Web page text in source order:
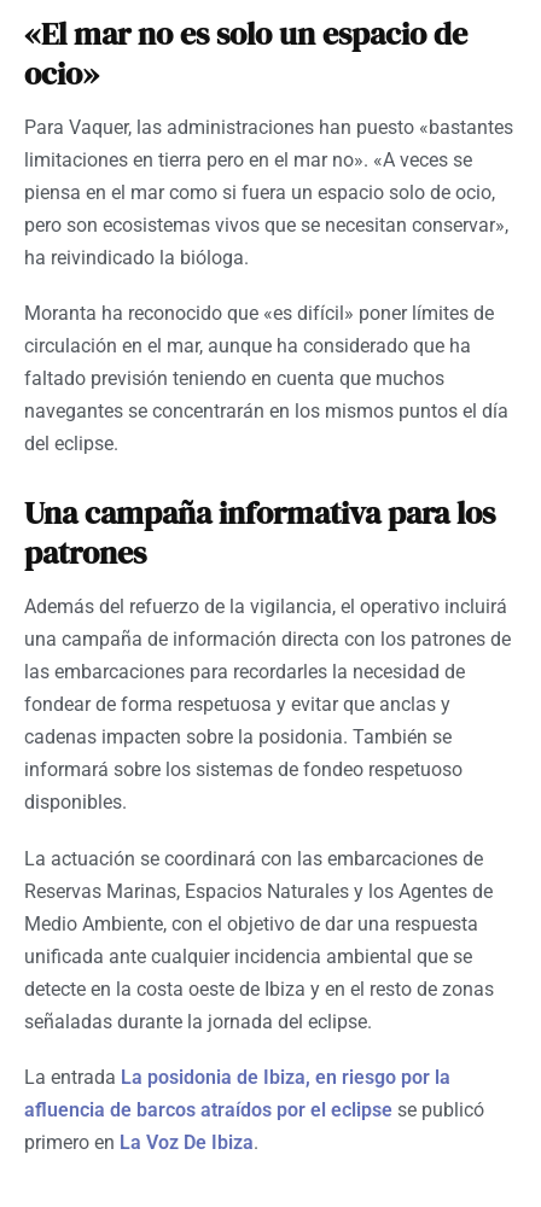
«El mar no es solo un espacio de
ocio»
Para Vaquer, las administraciones han puesto «bastantes
limitaciones en tierra pero en el mar no». «A veces se
piensa en el mar como si fuera un espacio solo de ocio,
pero son ecosistemas vivos que se necesitan conservar»,
ha reivindicado la bióloga.
Moranta ha reconocido que «es difícil» poner límites de
circulación en el mar, aunque ha considerado que ha
faltado previsión teniendo en cuenta que muchos
navegantes se concentrarán en los mismos puntos el día
del eclipse.
Una campaña informativa para los
patrones
Además del refuerzo de la vigilancia, el operativo incluirá
una campaña de información directa con los patrones de
las embarcaciones para recordarles la necesidad de
fondear de forma respetuosa y evitar que anclas y
cadenas impacten sobre la posidonia. También se
informará sobre los sistemas de fondeo respetuoso
disponibles.
La actuación se coordinará con las embarcaciones de
Reservas Marinas, Espacios Naturales y los Agentes de
Medio Ambiente, con el objetivo de dar una respuesta
unificada ante cualquier incidencia ambiental que se
detecte en la costa oeste de Ibiza y en el resto de zonas
señaladas durante la jornada del eclipse.
La entrada La posidonia de Ibiza, en riesgo por la
afluencia de barcos atraídos por el eclipse se publicó
primero en La Voz De Ibiza.